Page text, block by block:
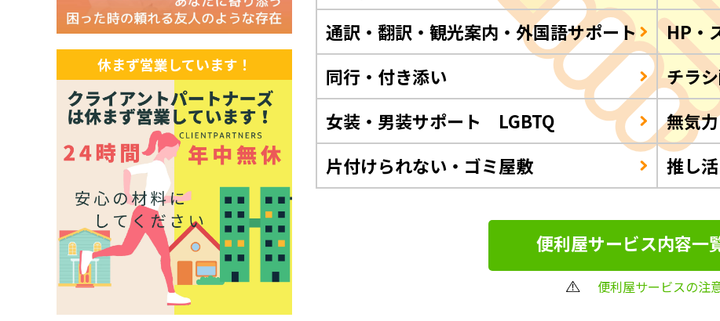
通訳・翻訳・観光案内・外国語サポート
HP・
同行・付き添い
チラ
女装・男装サポート LGBTQ
無気
片付けられない・ゴミ屋敷
推し
便利屋サービス内容一
便利屋サービスの注
休まず営業しています！